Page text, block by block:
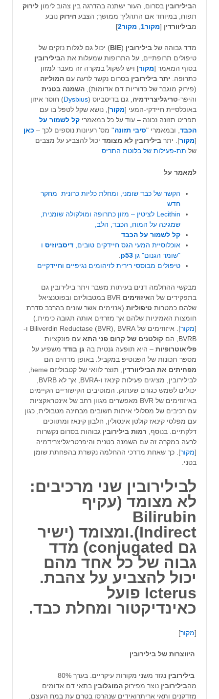
הבילירובין בסרום, העור ישתנה בהדרגה בין צהוב לימון לירוק
תפוח, במיוחד אם התהליך ממושך; הצבע הירוק נובע
מביליוורדין [מקור1 מקור2 ]
מדד גבוהה של בילירובין (
BIE
) יכול גם לגלות נזקים של
טיפולים תרופתיים, על התרופות שמעלות את הבילירובין
בסוף המאמר [מקור] ויש לשקול במקרה זה מעבר למזון
כתרופה. יתר בילירובין בסרום נקשר לרעה עם המוליזה
(פירוק מוגבר של כדוריות דם אדומות), השמנה בטנית
והיפר-טריגליצרידמיה, גם בדיסביוס (Dysbius) חוסר איזון
באוכלסיית חיידקי-המעי [מקור], נושא שקל לטפל בו עם
תפריט תזונה נכונה – עוד על כל במאמרי קל לשמור על
הכבד, ובמאמרי "סיבי תזונה'' מס' רעיונות נוספים לכך – כאן
[מקור]. יתר בילירובין לא מצומד יכול להצביע על מצבים
של תת-פעילות של בלוטת התריס
למאמר על
הקשר של כבד שומני, ומחלת כליות כרונית מחקר
חדש
Lecithin לציטין – מזון כתרופה ומולקולה שומנית,
שמגינה על המוח, הכבד, הלב,
קל לשמור על הכבד
אוכלוסיית המעי הגס חיידקים טובים, דיסביוזיסו
"שומר הגנום" גן p53
טיפולים מבוססי רירית לזיהומים נגיפיים וחיידקיים
מבקשי ההחלמה דנים בעיתות משבר ויתר בילירובין גם
בתפקידים של האיזוזימים
BVR במטבוליזם ובפוטנציאל
שלהם כמטרות טיפוליות (אנזימים אשר שונים בהרכב סדרת
חומצות האמיניות שלהם אך מזרזים אותה תגובה כימית.)
[מקור
]. איזוזימים של Biliverdin Reductase (BVR), BVRA ו-
BVRB, הם
קולטנים של קרום פני התא עם פונקציות
פליאוטרופיות – היא תופעה גנטית בה גן בודד משפיע על
מספר תכונות של הפנוטיפ במקביל. באופן מדהים הם
מפחיתים את הביליוורדין
יכולים לשמש כגורם שעתוק. המוטיבים הקישוריים הקיימים
באיזוזימים של BVR מאפשרים מגוון רחב של אינטראקציות
עם רכיבים של מסלולי איתות חשובים מבחינה מטבולית, כגון
עם מפלסי קינאז קולטן אינסולין, חלבון קינאז ומתווכים
דלקתיים. בנוסף, רמות בילירובין גבוהות בסרום נקשרות
לרעה במקרה זה עם השמנה בטנית והיפרטריגליצרידמיה
[מקור]. כך שאחת מדרכי ההחלמה נקשרת בהפחתת שומן
בטני.
לבילירובין שני מרכיבים:
לא מצומד (עקיף
Bilirubin
Indirect).
ומצומד (ישיר
גם conjugated)
מדד
גבוה של כל אחד מהם
יכול להצביע על צהבת.
Icterus פועל
כאינדיקטור ומחלת כבד.
[מקור]
היווצרות של בילירובין
בילירובין
נגזר משני מקורות עיקריים. בערך 80%
מהבילירובין נוצר מפירוק המוגלובין בתאי דם אדומים
מזדקנים ותאי אריתרואידים שנהרסו בטרם עת במח העצם.